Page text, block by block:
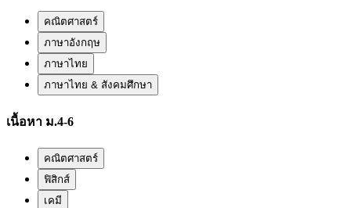
คณิตศาสตร์
ภาษาอังกฤษ
ภาษาไทย
ภาษาไทย & สังคมศึกษา
เนื้อหา ม.4-6
คณิตศาสตร์
ฟิสิกส์
เคมี